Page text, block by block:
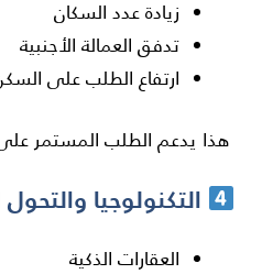
زيادة عدد السكان
تدفق العمالة الأجنبية
ارتفاع الطلب على
هذا يدعم الطلب المستمر على
التكنولوجيا
العقارات الذكية